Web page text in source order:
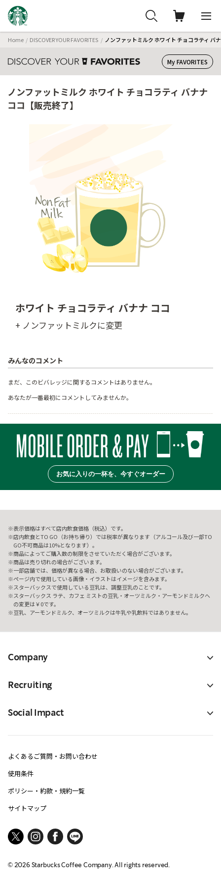
Home DISCOVER YOUR FAVORITES ノンファットミルク ホワイト チョコラティ バ
My FAVORITES
ノンファットミルク ホワイト チョコラティ バナナ
ココ【販売終了】
ホワイト チョコラティ バナナ ココ
+ ノンファットミルクに変更
みんなのコメント
まだ、このビバレッジに関するコメントはありません。
あなたが一番最初にコメントしてみませんか。
お気に入りの一杯を、今すぐオーダー
表示価格はすべて店内飲食価格（税込）です。
店内飲食とTO GO（お持ち帰り）では税率が異なります（アルコール及び一部TO
GO不可商品は10%となります）。
商品によってご購入数の制限をさせていただく場合がございます。
商品は売り切れの場合がございます。
一部店舗では、価格が異なる場合、お取扱いのない場合がございます。
ページ内で使用している画像・イラストはイメージを含みます。
スターバックスで使用している豆乳は、調整豆乳のことです。
スターバックス ラテ、カフェ ミストの豆乳・オーツミルク・アーモンドミルクへ
の変更は￥0です。
豆乳、アーモンドミルク、オーツミルクは牛乳や乳飲料ではありません。
Company
Recruiting
Social Impact
よくあるご質問・お問い合わせ
使用条件
ポリシー・約款・規約一覧
サイトマップ
© 2026Starbucks Coffee Company. All rights reserved.